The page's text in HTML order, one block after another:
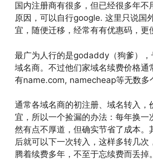
国内注册商有很多，但已经很多年不
原因，可以自行google. 这里只说国
宜，随便迁移，经常有有优惠码，更
最广为人行的是godaddy（狗爹），
域名商。不过他们家域名续费价格通
有name.com, namecheap等无数多
通常各域名商的初注册、域名转入，
宜，所以一个捡漏的办法：每年换一
然有点不厚道，但确实节省了成本。
后就可以下一次转入，这样多转几次
腾着续费多年，不至于忘续费而丢掉。